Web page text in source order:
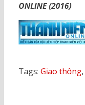
ONLINE (2016)
Tags: Giao thông,